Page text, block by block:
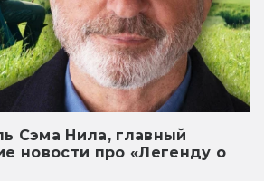
Сэма Нила, главный
новости про «Легенду о